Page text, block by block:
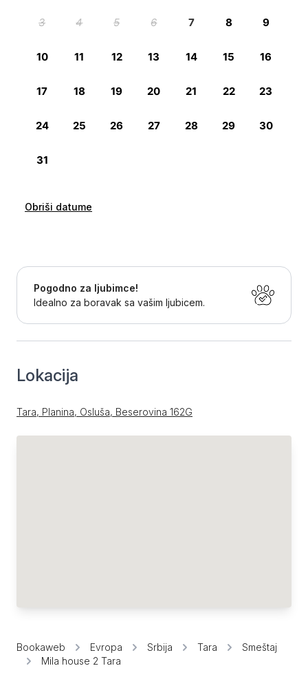
Obriši datume
Pogodno za ljubimce!
Idealno za boravak sa vašim ljubicem.
Lokacija
Tara, Planina, Osluša, Beserovina 162G
Bookaweb Evropa Srbija Tara
Smeštaj
Mila house 2 Tara